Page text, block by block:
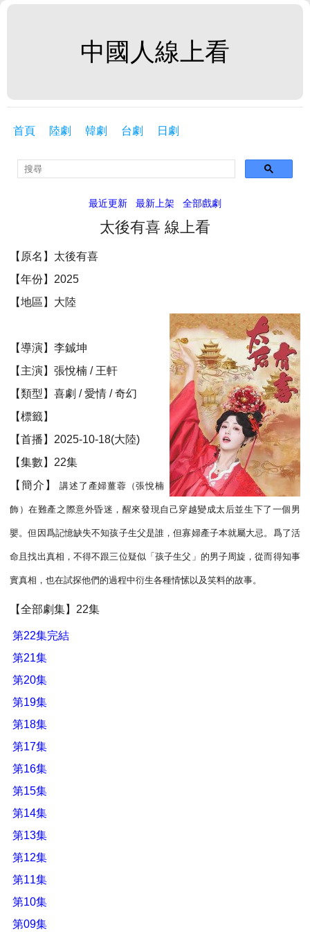
中國人線上看
首頁 陸劇 韓劇 台劇 日劇
最近更新 最新上架 全部戲劇
太後有喜 線上看
【原名】太後有喜
【年份】2025
【地區】大陸
【導演】李鋮坤
【主演】張悅楠 / 王軒
【類型】喜劇 / 愛情 / 奇幻
【標籤】
【首播】2025-10-18(大陸)
【集數】22集
【簡介】講述了產婦薑蓉（張悅楠
飾）在難產之際意外昏迷，醒來發現自己穿越變成太后並生下了一個男
嬰。但因爲記憶缺失不知孩子生父是誰，但寡婦產子本就屬大忌。爲了活
命且找出真相，不得不跟三位疑似「孩子生父」的男子周旋，從而得知事
實真相，也在試探他們的過程中衍生各種情愫以及笑料的故事。
【全部劇集】22集
第22集完結
第21集
第20集
第19集
第18集
第17集
第16集
第15集
第14集
第13集
第12集
第11集
第10集
第09集